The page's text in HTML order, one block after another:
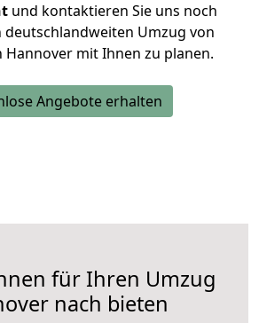
und kontaktieren Sie uns noch
Umzug von
Hannover mit Ihnen zu planen.
Angebote erhalten
für Ihren Umzug
nach bieten